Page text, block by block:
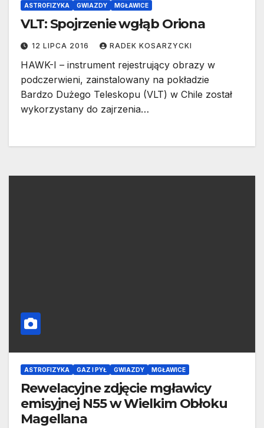
ASTROFIZYKA GWIAZDY MGŁAWICE
VLT: Spojrzenie wgłąb Oriona
12 LIPCA 2016 RADEK KOSARZYCKI
HAWK-I – instrument rejestrujący obrazy w
podczerwieni, zainstalowany na pokładzie
Bardzo Dużego Teleskopu (VLT) w Chile został
wykorzystany do zajrzenia…
ASTROFIZYKA GAZ I PYŁ GWIAZDY MGŁAWICE
Rewelacyjne zdjęcie mgławicy
emisyjnej N55 w Wielkim Obłoku
Magellana